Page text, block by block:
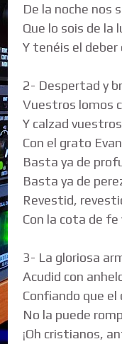
De la noche nos
Que lo sois de la
Y tenéis el deber
2- Despertad y
Vuestros lomos
Y calzad
Con el grato
Basta ya de
Basta ya de
Revestid,
Con la cota de fe
3- La gloriosa
Acudid con
Confiando que
No la puede
¡Oh cristianos,